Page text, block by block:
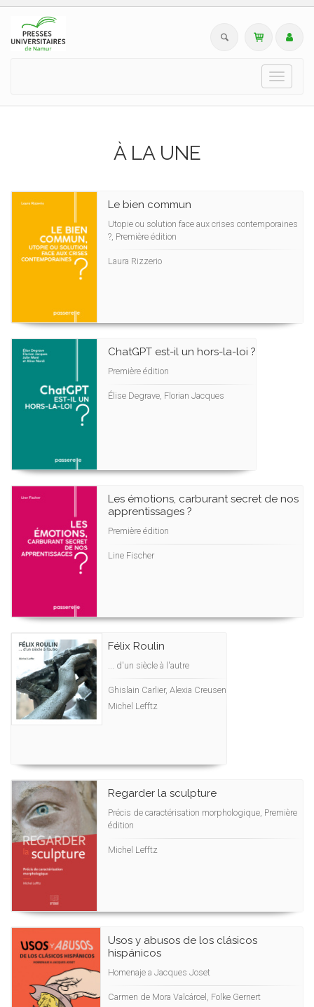
Toggle
À LA UNE
Le bien commun
Utopie ou solution face aux crises contemporaines
?, Première édition
Laura Rizzerio
ChatGPT est-il un hors-la-loi ?
Première édition
Élise Degrave, Florian Jacques
Les émotions, carburant secret de nos
apprentissages ?
Première édition
Line Fischer
Félix Roulin
... d'un siècle à l'autre
Ghislain Carlier, Alexia Creusen
Michel Lefftz
Regarder la sculpture
Précis de caractérisation morphologique, Première
édition
Michel Lefftz
Usos y abusos de los clásicos
hispánicos
Homenaje a Jacques Joset
Carmen de Mora Valcárcel, Folke Gernert